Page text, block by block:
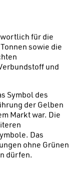
für die
sowie die
und
Symbol des
der Gelben
Markt war. Die
Das
ohne Grünen
dürfen.